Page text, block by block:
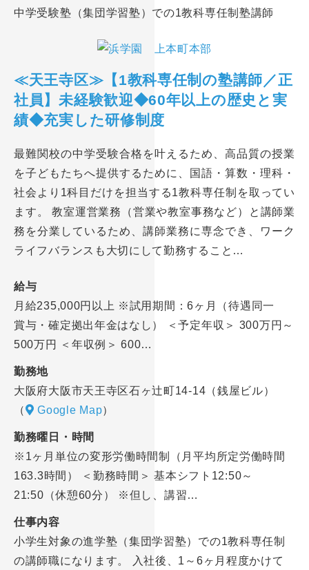
中学受験塾（集団学習塾）での1教科専任制塾講師
≪天王寺区≫【1教科専任制の塾講師／正
社員】未経験歓迎◆60年以上の歴史と実
績◆充実した研修制度
最難関校の中学受験合格を叶えるため、高品質の授業
を子どもたちへ提供するために、国語・算数・理科・
社会より1科目だけを担当する1教科専任制を取ってい
ます。 教室運営業務（営業や教室事務など）と講師業
務を分業しているため、講師業務に専念でき、ワーク
ライフバランスも大切にして勤務すること…
給与
月給235,000円以上 ※試用期間：6ヶ月（待遇同一
賞与・確定拠出年金はなし） ＜予定年収＞ 300万円～
500万円 ＜年収例＞ 600…
勤務地
大阪府大阪市天王寺区石ヶ辻町14-14（銭屋ビル）
（
Google Map）
勤務曜日・時間
※1ヶ月単位の変形労働時間制（月平均所定労働時間
163.3時間） ＜勤務時間＞ 基本シフト12:50～
21:50（休憩60分） ※但し、講習…
仕事内容
小学生対象の進学塾（集団学習塾）での1教科専任制
の講師職になります。 入社後、1～6ヶ月程度かけて